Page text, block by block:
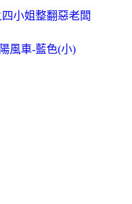
小姐整翻惡老闆
風車-藍色(小)